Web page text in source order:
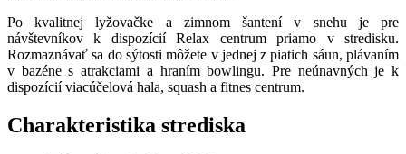
Po kvalitnej lyžovačke a zimnom šantení v snehu je pre
návštevníkov k dispozícií Relax centrum priamo v stredisku.
Rozmaznávať sa do sýtosti môžete v jednej z piatich sáun, plávaním
v bazéne s atrakciami a hraním bowlingu. Pre neúnavných je k
dispozícií viacúčelová hala, squash a fitnes centrum.
Charakteristika strediska